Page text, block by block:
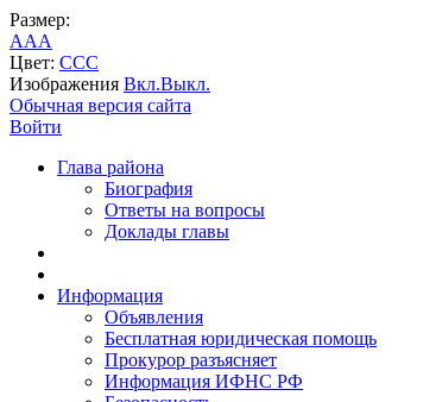
Размер:
AAA
Цвет: CCC
Изображения Вкл.Выкл.
Обычная версия сайта
Войти
Глава района
Биография
Ответы на вопросы
Доклады главы
Информация
Объявления
Бесплатная юридическая помощь
Прокурор разъясняет
Информация ИФНС РФ